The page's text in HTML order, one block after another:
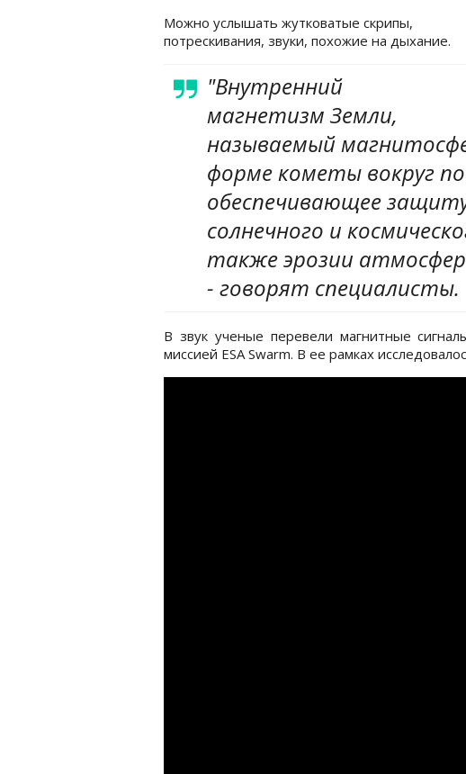
Можно услышать жутковатые скрипы,
потрескивания, звуки, похожие на дыхание.
"Внутренний
магнетизм Земли,
называемый
форме кометы вокруг
обеспечивающее
солнечного и
также эрозии
- говорят специалисты.
В звук ученые перевели магнитные
миссией ESA Swarm. В ее рамках